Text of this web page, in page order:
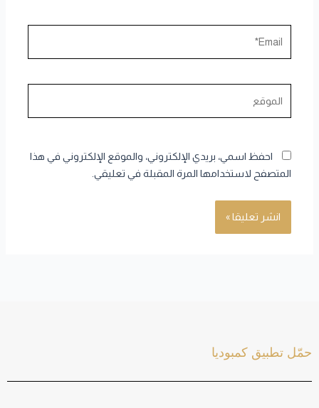
احفظ اسمي، بريدي الإلكتروني، والموقع الإلكتروني في هذا
المتصفح لاستخدامها المرة المقبلة في تعليقي.
حمّل تطبيق كمبوديا